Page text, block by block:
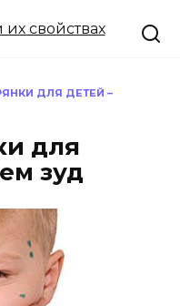
ДЛЯ ДЕТЕЙ –
для
зуд